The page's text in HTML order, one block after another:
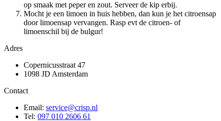
op smaak met peper en zout. Serveer de kip erbij.
Mocht je een limoen in huis hebben, dan kun je het citroensap
door limoensap vervangen. Rasp evt de citroen- of
limoenschil bij de bulgur!
Adres
Copernicusstraat 47
1098 JD Amsterdam
Contact
Email: service@crisp.nl
Tel: 097 010 2606 61